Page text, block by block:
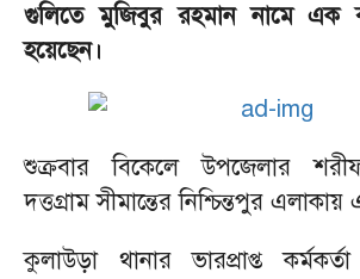
গুলিতে মুজিবুর রহমান নামে এক
হয়েছেন।
শুক্রবার বিকেলে উপজেলার
দত্তগ্রাম সীমান্তের নিশ্চিন্তপুর
কুলাউড়া থানার ভারপ্রাপ্ত